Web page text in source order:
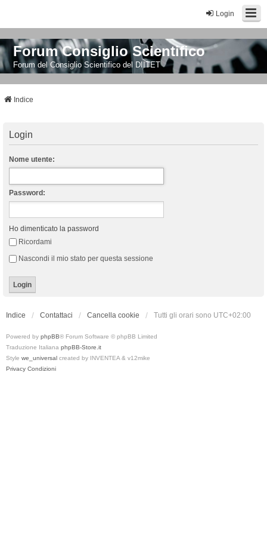
Login
Forum Consiglio Scientifico
Forum del Consiglio Scientifico del DIITET
Indice
Login
Nome utente:
Password:
Ho dimenticato la password
Ricordami
Nascondi il mio stato per questa sessione
Indice Contattaci Cancella cookie Tutti gli orari sono UTC+02:00
Powered by phpBB® Forum Software © phpBB Limited
Traduzione Italiana phpBB-Store.it
Style we_universal created by INVENTEA & v12mike
Privacy Condizioni